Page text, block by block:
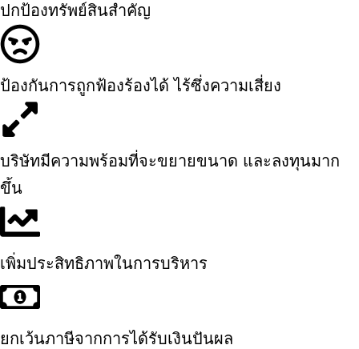
ปกป้องทรัพย์สินสำคัญ
ป้องกันการถูกฟ้องร้องได้ ไร้ซึ่งความเสี่ยง
บริษัทมีความพร้อมที่จะขยายขนาด และลงทุนมาก
ขึ้น
เพิ่มประสิทธิภาพในการบริหาร
ยกเว้นภาษีจากการได้รับเงินปันผล